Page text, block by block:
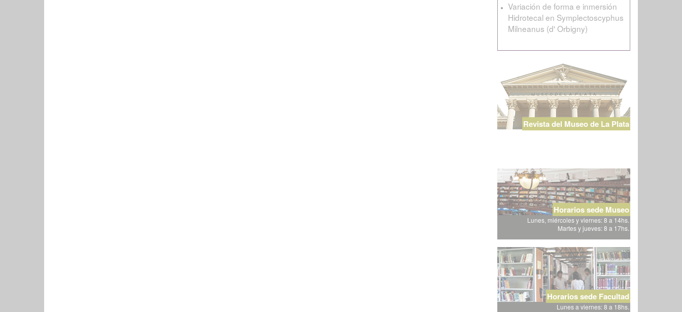
Variación de forma e inmersión
Hidrotecal en Symplectoscyphus
Milneanus (d' Orbigny)
Revista del Museo de La Plata
Horarios sede Museo
Lunes, miércoles y viernes: 8 a 14hs.
Martes y jueves: 8 a 17hs.
Horarios sede Facultad
Lunes a viernes: 8 a 18hs.